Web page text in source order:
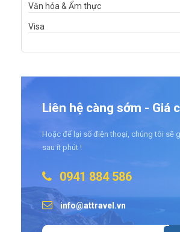
Văn hóa & Ẩm thực
Visa
Liên hệ càng sớm - Giá
Hoặc để lại số điện thoại, chúng tôi sẽ
sau ít phút !
0941 884 586
info@attravel.vn